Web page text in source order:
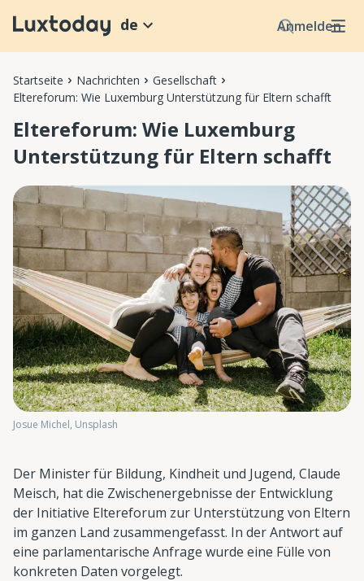
Anmelden
de
Startseite Nachrichten
Gesellschaft
Eltereforum: Wie Luxemburg Unterstützung für Eltern schafft
Eltereforum: Wie Luxemburg
Unterstützung für Eltern schafft
Josue Michel, Unsplash
Der Minister für Bildung, Kindheit und Jugend, Claude
Meisch, hat die Zwischenergebnisse der Entwicklung
der Initiative Eltereforum zur Unterstützung von Eltern
im ganzen Land zusammengefasst. In der Antwort auf
eine parlamentarische Anfrage wurde eine Fülle von
konkreten Daten vorgelegt.